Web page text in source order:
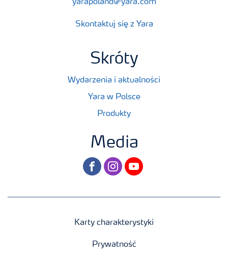
yarapoland@yara.com
Skontaktuj się z Yara
Skróty
Wydarzenia i aktualności
Yara w Polsce
Produkty
Media
facebookinstagram
youtube
Karty charakterystyki
Prywatność